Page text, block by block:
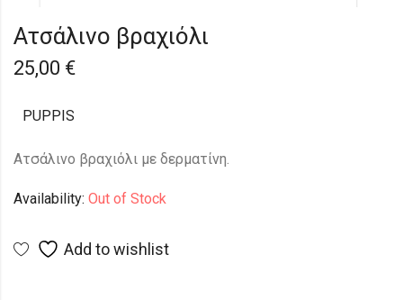
Ατσάλινο βραχιόλι
25,00 €
PUPPIS
Aτσάλινο βραχιόλι με δερματίνη.
Availability: Out of Stock
Add to wishlist